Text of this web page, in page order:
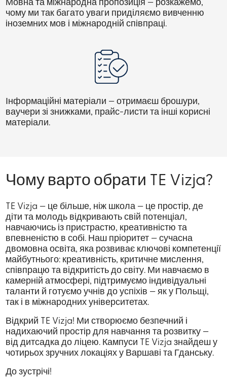
Мовна та міжнародна пропозиція — розкажемо,
чому ми так багато уваги приділяємо вивченню
іноземних мов і міжнародній співпраці.
Інформаційні матеріали — отримаєш брошури,
ваучери зі знижками, прайс-листи та інші корисні
матеріали.
Чому варто обрати TE Vizja?
TE Vizja — це більше, ніж школа — це простір, де
діти та молодь відкривають свій потенціал,
навчаючись із пристрастю, креативністю та
впевненістю в собі. Наш пріоритет — сучасна
двомовна освіта, яка розвиває ключові компетенції
майбутнього: креативність, критичне мислення,
співпрацю та відкритість до світу. Ми навчаємо в
камерній атмосфері, підтримуємо індивідуальні
таланти й готуємо учнів до успіхів — як у Польщі,
так і в міжнародних університетах.
Відкрий TE Vizja! Ми створюємо безпечний і
надихаючий простір для навчання та розвитку —
від дитсадка до ліцею. Кампуси TE Vizja знайдеш у
чотирьох зручних локаціях у Варшаві та Гданську.
До зустрічі!